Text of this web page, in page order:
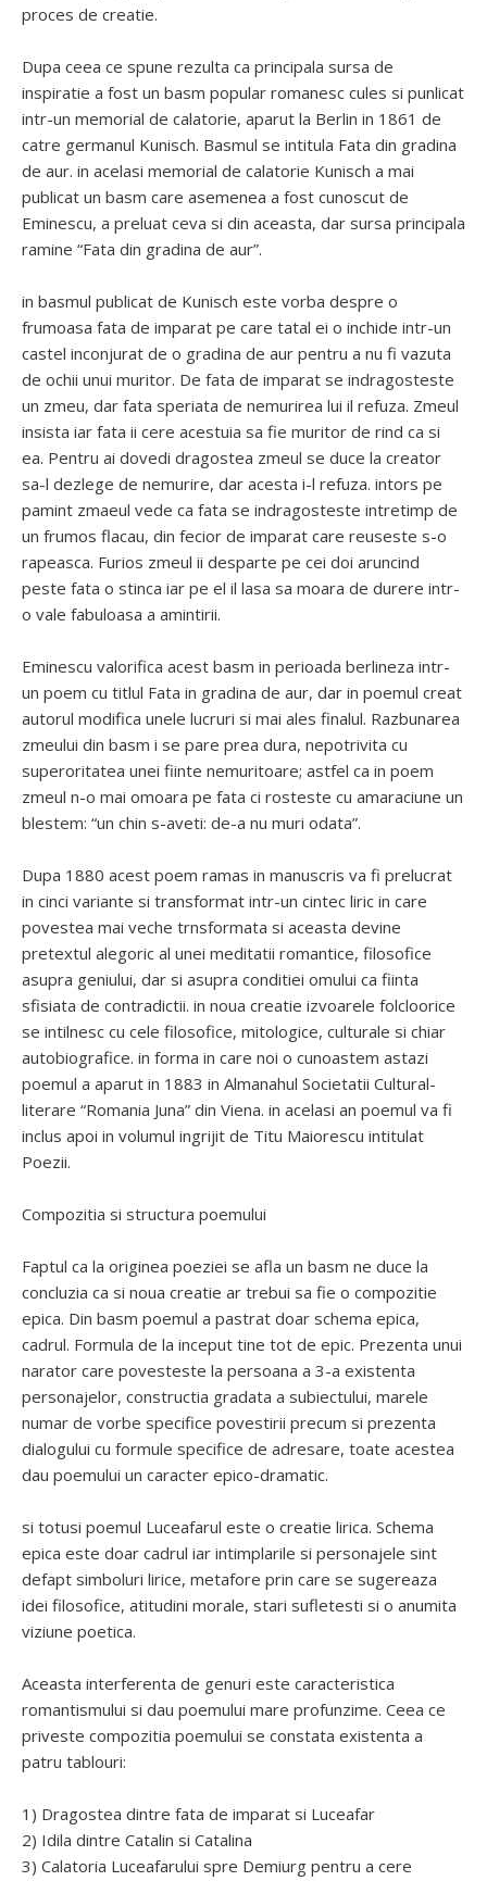
proces de creatie.
Dupa ceea ce spune rezulta ca principala sursa de
inspiratie a fost un basm popular romanesc cules si punlicat
intr-un memorial de calatorie, aparut la Berlin in 1861 de
catre germanul Kunisch. Basmul se intitula Fata din gradina
de aur. in acelasi memorial de calatorie Kunisch a mai
publicat un basm care asemenea a fost cunoscut de
Eminescu, a preluat ceva si din aceasta, dar sursa principala
ramine “Fata din gradina de aur”.
in basmul publicat de Kunisch este vorba despre o
frumoasa fata de imparat pe care tatal ei o inchide intr-un
castel inconjurat de o gradina de aur pentru a nu fi vazuta
de ochii unui muritor. De fata de imparat se indragosteste
un zmeu, dar fata speriata de nemurirea lui il refuza. Zmeul
insista iar fata ii cere acestuia sa fie muritor de rind ca si
ea. Pentru ai dovedi dragostea zmeul se duce la creator
sa-l dezlege de nemurire, dar acesta i-l refuza. intors pe
pamint zmaeul vede ca fata se indragosteste intretimp de
un frumos flacau, din fecior de imparat care reuseste s-o
rapeasca. Furios zmeul ii desparte pe cei doi aruncind
peste fata o stinca iar pe el il lasa sa moara de durere intr-
o vale fabuloasa a amintirii.
Eminescu valorifica acest basm in perioada berlineza intr-
un poem cu titlul Fata in gradina de aur, dar in poemul creat
autorul modifica unele lucruri si mai ales finalul. Razbunarea
zmeului din basm i se pare prea dura, nepotrivita cu
superoritatea unei fiinte nemuritoare; astfel ca in poem
zmeul n-o mai omoara pe fata ci rosteste cu amaraciune un
blestem: “un chin s-aveti: de-a nu muri odata”.
Dupa 1880 acest poem ramas in manuscris va fi prelucrat
in cinci variante si transformat intr-un cintec liric in care
povestea mai veche trnsformata si aceasta devine
pretextul alegoric al unei meditatii romantice, filosofice
asupra geniului, dar si asupra conditiei omului ca fiinta
sfisiata de contradictii. in noua creatie izvoarele folcloorice
se intilnesc cu cele filosofice, mitologice, culturale si chiar
autobiografice. in forma in care noi o cunoastem astazi
poemul a aparut in 1883 in Almanahul Societatii Cultural-
literare “Romania Juna” din Viena. in acelasi an poemul va fi
inclus apoi in volumul ingrijit de Titu Maiorescu intitulat
Poezii.
Compozitia si structura poemului
Faptul ca la originea poeziei se afla un basm ne duce la
concluzia ca si noua creatie ar trebui sa fie o compozitie
epica. Din basm poemul a pastrat doar schema epica,
cadrul. Formula de la inceput tine tot de epic. Prezenta unui
narator care povesteste la persoana a 3-a existenta
personajelor, constructia gradata a subiectului, marele
numar de vorbe specifice povestirii precum si prezenta
dialogului cu formule specifice de adresare, toate acestea
dau poemului un caracter epico-dramatic.
si totusi poemul Luceafarul este o creatie lirica. Schema
epica este doar cadrul iar intimplarile si personajele sint
defapt simboluri lirice, metafore prin care se sugereaza
idei filosofice, atitudini morale, stari sufletesti si o anumita
viziune poetica.
Aceasta interferenta de genuri este caracteristica
romantismului si dau poemului mare profunzime. Ceea ce
priveste compozitia poemului se constata existenta a
patru tablouri:
1) Dragostea dintre fata de imparat si Luceafar
2) Idila dintre Catalin si Catalina
3) Calatoria Luceafarului spre Demiurg pentru a cere